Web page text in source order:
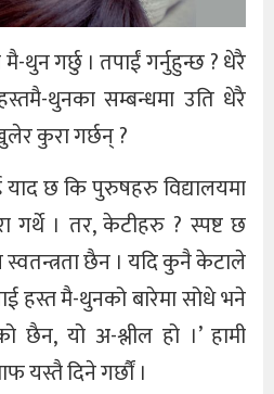
थुन गर्छु । तपाईं गर्नुहुन्छ ? धेरै
थुनका सम्बन्धमा उति धेरै
कुरा गर्छन् ?
छ कि पुरुषहरु विद्यालयमा
गर्थे । तर, केटीहरु ? स्पष्ट छ
छैन । यदि कुनै केटाले
हस्त मै-थुनको बारेमा सोधे भने
छैन, यो अ-श्लील हो ।’ हामी
यस्तै दिने गर्छौं ।